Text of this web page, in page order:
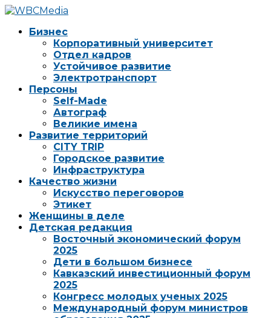
Бизнес
Корпоративный университет
Отдел кадров
Устойчивое развитие
Электротранспорт
Персоны
Self-Made
Автограф
Великие имена
Развитие территорий
CITY TRIP
Городское развитие
Инфраструктура
Качество жизни
Искусство переговоров
Этикет
Женщины в деле
Детская редакция
Восточный экономический форум
2025
Дети в большом бизнесе
Кавказский инвестиционный форум
2025
Конгресс молодых ученых 2025
Международный форум министров